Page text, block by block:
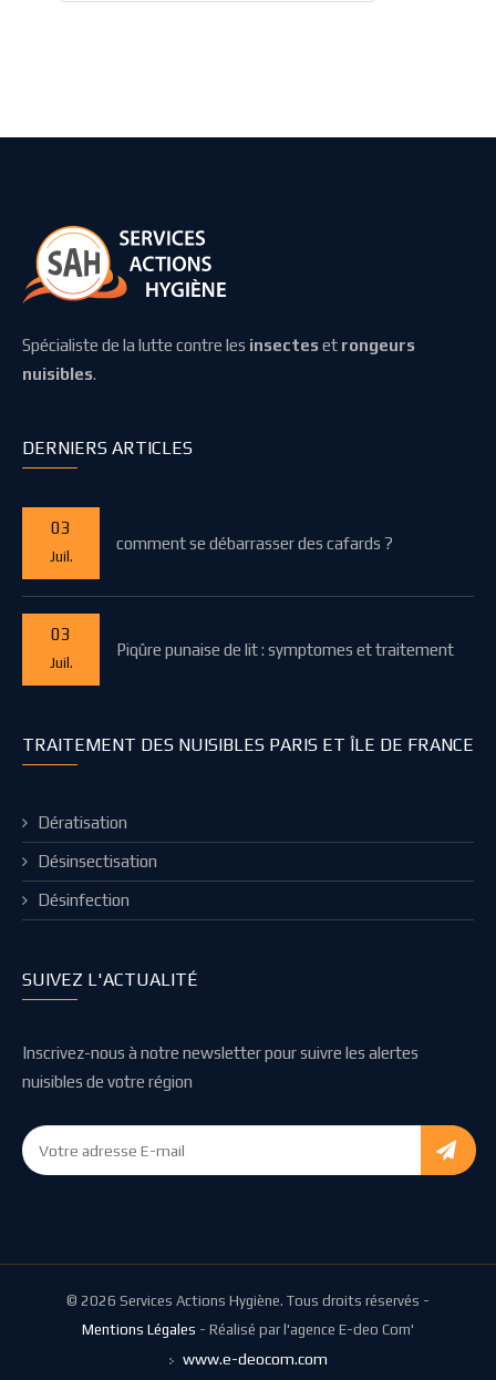
Spécialiste de la lutte contre les insecteset rongeurs
nuisibles.
DERNIERS ARTICLES
03
Juil.
comment se débarrasser des cafards ?
03
Juil.
Piqûre punaise de lit : symptomes et traitement
TRAITEMENT DES NUISIBLES PARIS ET ÎLE DE FRANCE
Dératisation
Désinsectisation
Désinfection
SUIVEZ L'ACTUALITÉ
Inscrivez-nous à notre newsletter pour suivre les alertes
nuisibles de votre région
© 2026 Services Actions Hygiène. Tous droits réservés -
Mentions Légales - Réalisé par l'agence E-deo Com'
www.e-deocom.com